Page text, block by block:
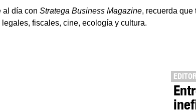
al día con Stratega Business Magazine, recuerda
legales, fiscales, cine, ecología y cultura.